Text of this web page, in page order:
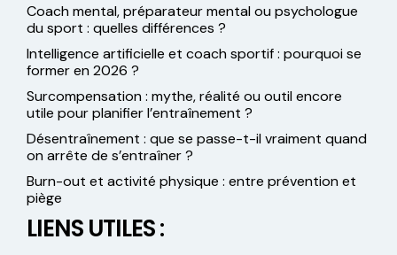
Coach mental, préparateur mental ou psychologue
du sport : quelles différences ?
Intelligence artificielle et coach sportif : pourquoi se
former en 2026 ?
Surcompensation : mythe, réalité ou outil encore
utile pour planifier l’entraînement ?
Désentraînement : que se passe-t-il vraiment quand
on arrête de s’entraîner ?
Burn-out et activité physique : entre prévention et
piège
LIENS UTILES :